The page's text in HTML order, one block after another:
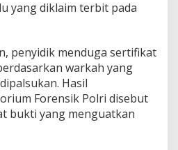
yang diklaim terbit pada
penyidik menduga sertifikat
warkah yang
Hasil
Forensik Polri disebut
bukti yang menguatkan